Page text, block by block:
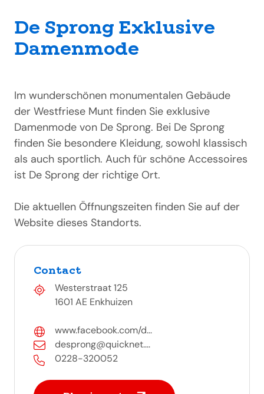
De Sprong Exklusive
Damenmode
Im wunderschönen monumentalen Gebäude
der Westfriese Munt finden Sie exklusive
Damenmode von De Sprong. Bei De Sprong
finden Sie besondere Kleidung, sowohl klassisch
als auch sportlich. Auch für schöne Accessoires
ist De Sprong der richtige Ort.
Die aktuellen Öffnungszeiten finden Sie auf der
Website dieses Standorts.
Contact
Westerstraat 125
1601 AE Enkhuizen
www.facebook.com/d...
desprong@quicknet....
0228-320052